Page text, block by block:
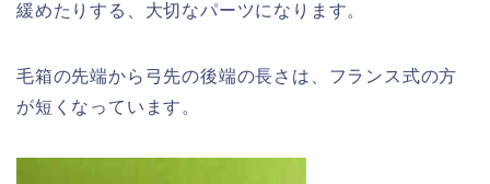
緩めたりする、大切なパーツになります。
毛箱の先端から弓先の後端の長さは、フランス式の方
が短くなっています。